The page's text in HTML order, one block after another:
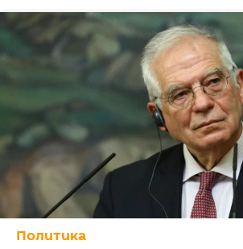
Политика